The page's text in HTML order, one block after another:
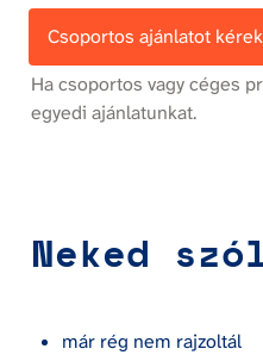
Csoportos ajánlatot kérek
Ha csoportos vagy céges
egyedi ajánlatunkat.
Neked
már rég nem rajzoltál